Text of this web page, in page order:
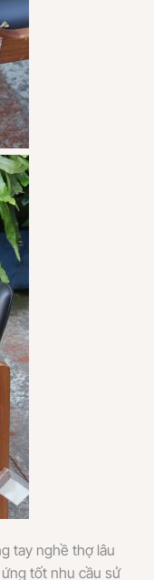
tay nghề thợ lâu
tốt nhu cầu sử